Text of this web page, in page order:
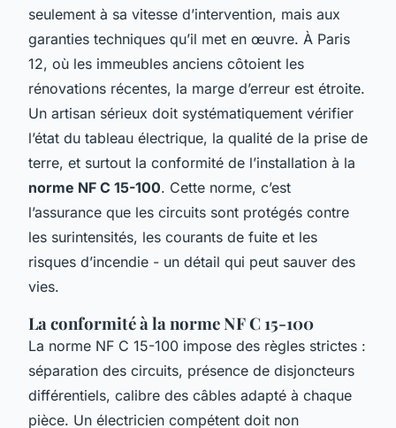
seulement à sa vitesse d’intervention, mais aux
garanties techniques qu’il met en œuvre. À Paris
12, où les immeubles anciens côtoient les
rénovations récentes, la marge d’erreur est étroite.
Un artisan sérieux doit systématiquement vérifier
l’état du tableau électrique, la qualité de la prise de
terre, et surtout la conformité de l’installation à la
norme NF C 15-100. Cette norme, c’est
l’assurance que les circuits sont protégés contre
les surintensités, les courants de fuite et les
risques d’incendie - un détail qui peut sauver des
vies.
La conformité à la norme NF C 15-100
La norme NF C 15-100 impose des règles strictes :
séparation des circuits, présence de disjoncteurs
différentiels, calibre des câbles adapté à chaque
pièce. Un électricien compétent doit non